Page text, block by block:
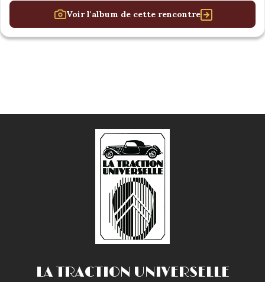
Voir l'album de cette rencontre
LA TRACTION UNIVERSELLE